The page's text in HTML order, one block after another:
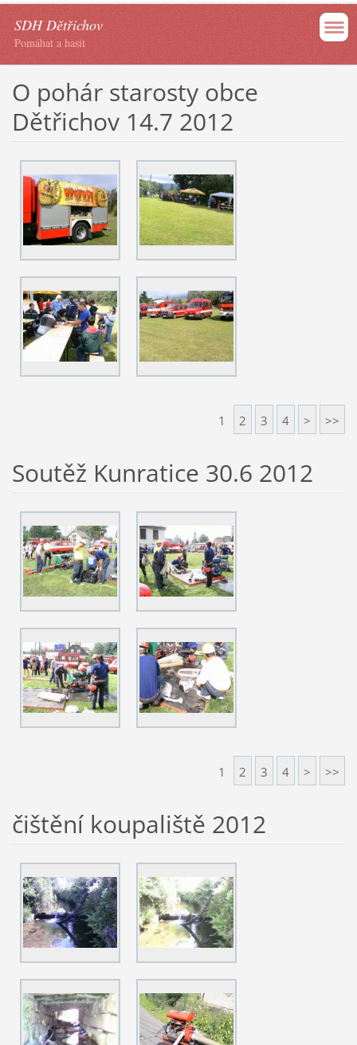
SDH Dětřichov
Pomáhat a hasit
O pohár starosty obce
Dětřichov 14.7 2012
1 2 3 4 > >>
Soutěž Kunratice 30.6 2012
1 2 3 4 > >>
čištění koupaliště 2012